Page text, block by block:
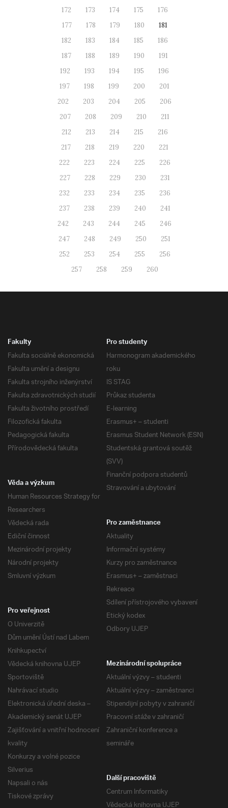
172
173 174 175
176
177
178 179 180
181
182
183 184 185
186
187
188 189 190
191
192
193 194 195
196
197
198 199 200
201
202
203 204 205
206
207
208 209 210
211
212
213 214 215
216
217
218 219 220
221
222
223 224 225
226
227
228 229 230
231
232
233 234 235
236
237
238 239 240
241
242
243 244 245
246
247
248 249 250
251
252
253 254 255
256
257
258 259 260
Fakulty
Fakulta sociálně ekonomická
Fakulta umění a designu
Fakulta strojního inženýrství
Fakulta zdravotnických studií
Fakulta životního prostředí
Filozofická fakulta
Pedagogická fakulta
Přírodovědecká fakulta
Pro studenty
Harmonogram akademického
roku
IS STAG
Průkaz studenta
E-learning
Erasmus+ – studenti
Erasmus Student Network (ESN)
Studentská grantová soutěž
(SVV)
Finanční podpora studentů
Stravování a ubytování
Věda a výzkum
Human Resources Strategy for
Researchers
Vědecká rada
Ediční činnost
Mezinárodní projekty
Národní projekty
Smluvní výzkum
Pro zaměstnance
Aktuality
Informační systémy
Kurzy pro zaměstnance
Erasmus+ – zaměstnaci
Rekreace
Sdílení přístrojového vybavení
Etický kodex
Odbory UJEP
Pro veřejnost
O Univerzitě
Dům umění Ústí nad Labem
Knihkupectví
Vědecká knihovna UJEP
Sportoviště
Nahrávací studio
Elektronická úřední deska –
Akademický senát UJEP
Zajišťování a vnitřní hodnocení
kvality
Konkurzy a volné pozice
Silverius
Napsali o nás
Tiskové zprávy
Mezinárodní spolupráce
Aktuální výzvy – studenti
Aktuální výzvy – zaměstnanci
Stipendijní pobyty v zahraničí
Pracovní stáže v zahraničí
Zahraniční konference a
semináře
Další pracoviště
Centrum Informatiky
Vědecká knihovna UJEP